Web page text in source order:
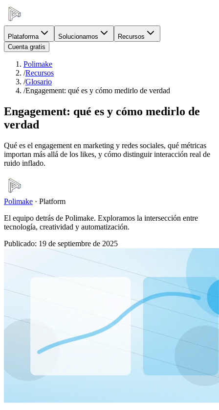
Plataforma Solucionamos
Recursos
Cuenta gratis
Polimake
/Recursos
/Glosario
/Engagement: qué es y cómo medirlo de verdad
Engagement: qué es y cómo medirlo de
verdad
Qué es el engagement en marketing y redes sociales, qué métricas
importan más allá de los likes, y cómo distinguir interacción real de
ruido inflado.
Polimake · Platform
El equipo detrás de Polimake. Exploramos la intersección entre
tecnología, creatividad y automatización.
Publicado: 19 de septiembre de 2025